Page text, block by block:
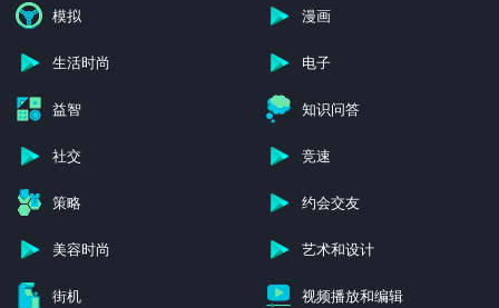
模拟 漫画
生活时尚 电子
益智 知识问答
社交 竞速
策略 约会交友
美容时尚 艺术和设计
街机 视频播放和编辑